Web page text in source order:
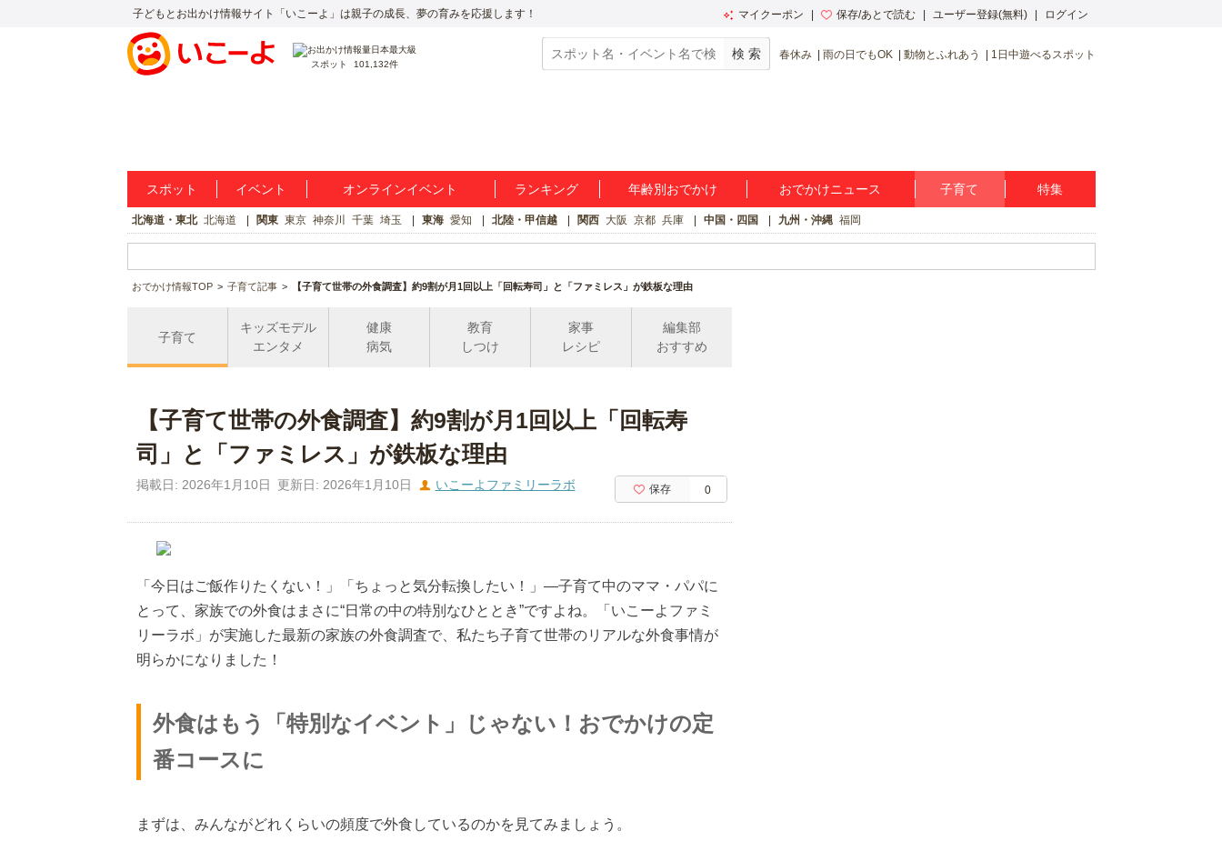
子どもとお出かけ情報サイト「いこーよ」は親子の成長、夢の育みを応援します！ マイクーポン 保存/あとで読む ユーザー登録(無料) ログイン
スポット 101,132件
春休み 雨の日でもOK 動物とふれあう 1日中遊べるスポット
スポット イベント オンラインイベント ランキング 年齢別おでかけ おでかけニュース 子育て 特集
北海道・東北 北海道 関東 東京 神奈川 千葉 埼玉 東海 愛知 北陸・甲信越 関西 大阪 京都 兵庫 中国・四国 九州・沖縄 福岡
おでかけ情報TOP 子育て記事 【子育て世帯の外食調査】約9割が月1回以上「回転寿司」と「ファミレス」が鉄板な理由
子育て
キッズモデル
エンタメ
健康
病気
教育
しつけ
家事
レシピ
編集部
おすすめ
【子育て世帯の外食調査】約9割が月1回以上「回転寿
司」と「ファミレス」が鉄板な理由
掲載日: 2026年1月10日 更新日: 2026年1月10日 いこーよファミリーラボ 保存 0
「今日はご飯作りたくない！」「ちょっと気分転換したい！」—子育て中のママ・パパに
とって、家族での外食はまさに“日常の中の特別なひととき”ですよね。「いこーよファミ
リーラボ」が実施した最新の家族の外食調査で、私たち子育て世帯のリアルな外食事情が
明らかになりました！
外食はもう「特別なイベント」じゃない！おでかけの定
番コースに
まずは、みんながどれくらいの頻度で外食しているのかを見てみましょう。